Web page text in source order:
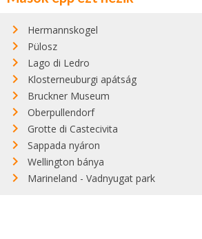
Hermannskogel
Pülosz
Lago di Ledro
Klosterneuburgi apátság
Bruckner Museum
Oberpullendorf
Grotte di Castecivita
Sappada nyáron
Wellington bánya
Marineland - Vadnyugat park